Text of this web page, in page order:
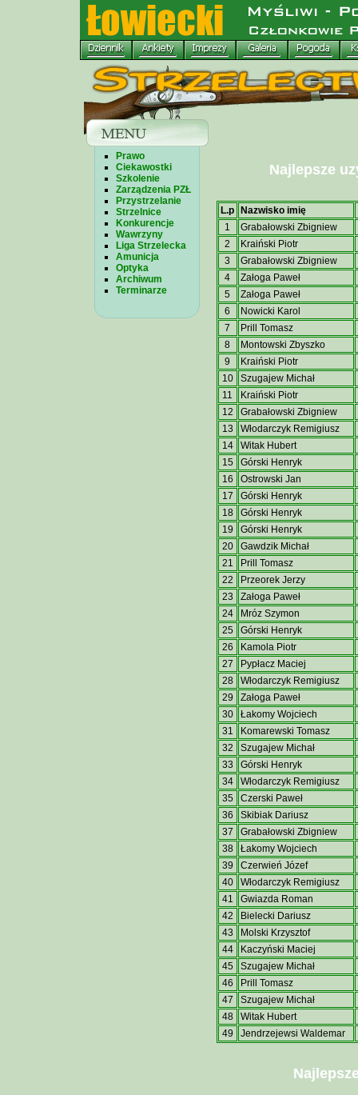
Prawo
Ciekawostki
Szkolenie
Zarządzenia PZŁ
Przystrzelanie
Strzelnice
Konkurencje
Wawrzyny
Liga Strzelecka
Amunicja
Optyka
Archiwum
Terminarze
Najlepsze
L.p
Nazwisko imię
1
Grabałowski Zbigniew
2
Kraiński Piotr
3
Grabałowski Zbigniew
4
Załoga Paweł
5
Załoga Paweł
6
Nowicki Karol
7
Prill Tomasz
8
Montowski Zbyszko
9
Kraiński Piotr
10
Szugajew Michał
11
Kraiński Piotr
12
Grabałowski Zbigniew
13
Włodarczyk Remigiusz
14
Witak Hubert
15
Górski Henryk
16
Ostrowski Jan
17
Górski Henryk
18
Górski Henryk
19
Górski Henryk
20
Gawdzik Michał
21
Prill Tomasz
22
Przeorek Jerzy
23
Załoga Paweł
24
Mróz Szymon
25
Górski Henryk
26
Kamola Piotr
27
Pypłacz Maciej
28
Włodarczyk Remigiusz
29
Załoga Paweł
30
Łakomy Wojciech
31
Komarewski Tomasz
32
Szugajew Michał
33
Górski Henryk
34
Włodarczyk Remigiusz
35
Czerski Paweł
36
Skibiak Dariusz
37
Grabałowski Zbigniew
38
Łakomy Wojciech
39
Czerwień Józef
40
Włodarczyk Remigiusz
41
Gwiazda Roman
42
Bielecki Dariusz
43
Molski Krzysztof
44
Kaczyński Maciej
45
Szugajew Michał
46
Prill Tomasz
47
Szugajew Michał
48
Witak Hubert
49
Jendrzejewsi Waldemar